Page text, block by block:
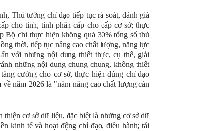
Thủ tướng chỉ đạo tiếp tục rà soát, đánh giá
cho tỉnh, tỉnh phân cấp cho cấp cơ sở; thực
Bộ chỉ thực hiện không quá 30% tổng số thủ
thời, tiếp tục nâng cao chất lượng, năng lực
với những nội dung thiết thực, cụ thể, giải
những nội dung chung chung, không thiết
cường cho cơ sở, thực hiện đúng chỉ đạo
năm 2026 là "năm nâng cao chất lượng cán
thiện cơ sở dữ liệu, đặc biệt là những cơ sở dữ
kinh tế và hoạt động chỉ đạo, điều hành; tái